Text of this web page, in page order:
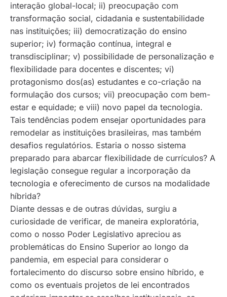
interação global-local; ii) preocupação com
transformação social, cidadania e sustentabilidade
nas instituições; iii) democratização do ensino
superior; iv) formação contínua, integral e
transdisciplinar; v) possibilidade de personalização e
flexibilidade para docentes e discentes; vi)
protagonismo dos(as) estudantes e co-criação na
formulação dos cursos; vii) preocupação com bem-
estar e equidade; e viii) novo papel da tecnologia.
Tais tendências podem ensejar oportunidades para
remodelar as instituições brasileiras, mas também
desafios regulatórios. Estaria o nosso sistema
preparado para abarcar flexibilidade de currículos? A
legislação consegue regular a incorporação da
tecnologia e oferecimento de cursos na modalidade
híbrida?
Diante dessas e de outras dúvidas, surgiu a
curiosidade de verificar, de maneira exploratória,
como o nosso Poder Legislativo apreciou as
problemáticas do Ensino Superior ao longo da
pandemia, em especial para considerar o
fortalecimento do discurso sobre ensino híbrido, e
como os eventuais projetos de lei encontrados